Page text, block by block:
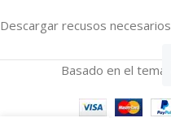
Descargar recusos necesarios
Basado en el tema